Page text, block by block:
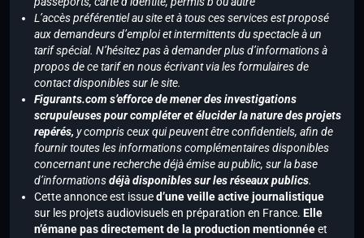
L’accès préférentiel au site et à tous ces services est proposé
aux demandeurs d’emploi et intermittents du spectacle à un
tarif spécial. N’hésitez pas à demander plus d’informations à
propos de ce tarif en nous écrivant via les formulaires de
contact disponibles sur le site.
Figurants.com s’efforce de mener des investigations
scrupuleuses pour compléter et élucider la nature des projets
repérés, y compris ceux qui peuvent être confidentiels, afin de
fournir toutes les informations complémentaires disponibles
concernant une recherche déjà émise au public, sur la base
d’informationsdéjà disponibles sur les réseaux publics.
Cette annonce est issued’une veille active journalistique
sur les projets audiovisuels en préparation en France. Elle
n’émane pas directement de la production mentionnéeet